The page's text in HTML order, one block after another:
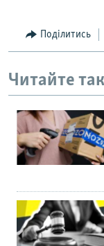
Поділитись
Читайте